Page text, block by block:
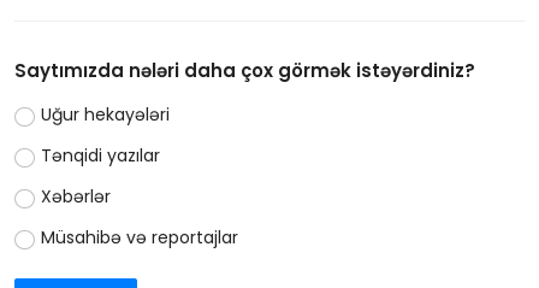
Saytımızda nələri daha çox görmək istəyərdiniz?
Uğur hekayələri
Tənqidi yazılar
Xəbərlər
Müsahibə və reportajlar